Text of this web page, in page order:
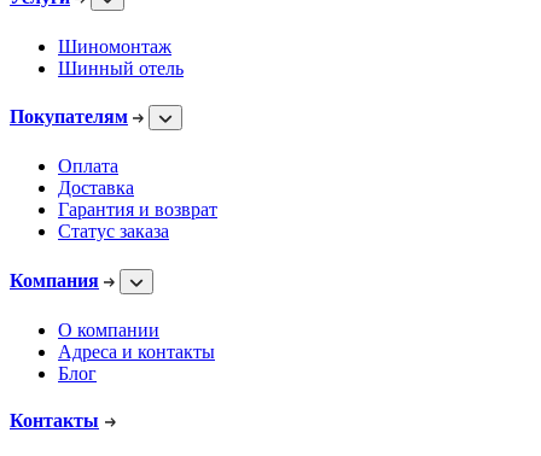
Шиномонтаж
Шинный отель
Покупателям
Оплата
Доставка
Гарантия и возврат
Статус заказа
Компания
О компании
Адреса и контакты
Блог
Контакты